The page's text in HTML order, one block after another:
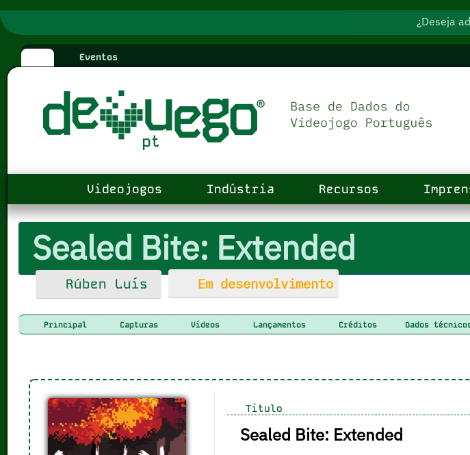
¿Deseja
Eventos
Videojogos Indústria Recursos
Sealed Bite: Extended
Rúben Luís Em desenvolvimento
Principal Capturas Vídeos Lançamentos Créditos Dados
Título
Sealed Bite: Extended